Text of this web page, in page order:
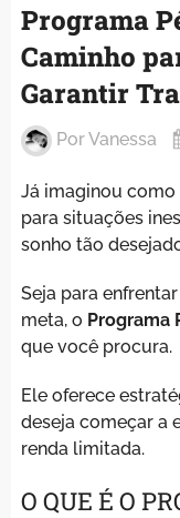
Programa
Caminho
Garantir
PorVanessa
Já imaginou
para situações
sonho tão
Seja para
meta, o Programa
que você procura.
Ele oferece
deseja começar a
renda limitada.
O QUE É O